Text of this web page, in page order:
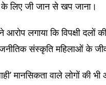
लिए जी जान से खप जाना।
आरोप लगाया कि विपक्षी दलों
संस्कृति महिलाओं के
मानसिकता वाले लोगों